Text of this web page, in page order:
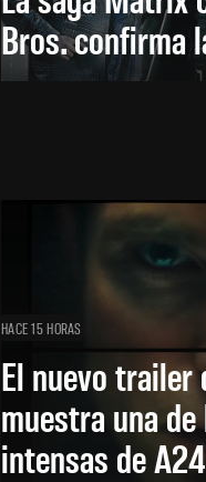
Bros. confirma
HACE 15 HORAS
El nuevo trailer
muestra una
intensas de A24